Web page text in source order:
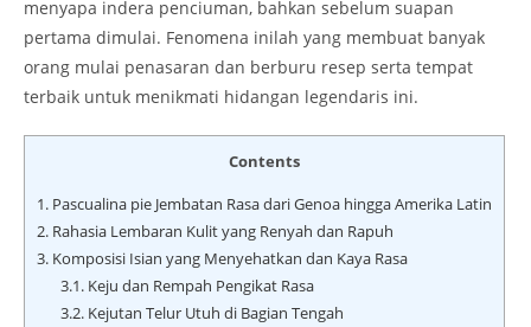
menyapa indera penciuman, bahkan sebelum suapan
pertama dimulai. Fenomena inilah yang membuat banyak
orang mulai penasaran dan berburu resep serta tempat
terbaik untuk menikmati hidangan legendaris ini.
Contents
1. Pascualina pie Jembatan Rasa dari Genoa hingga Amerika Latin
2. Rahasia Lembaran Kulit yang Renyah dan Rapuh
3. Komposisi Isian yang Menyehatkan dan Kaya Rasa
3.1.Keju dan Rempah Pengikat Rasa
3.2.Kejutan Telur Utuh di Bagian Tengah